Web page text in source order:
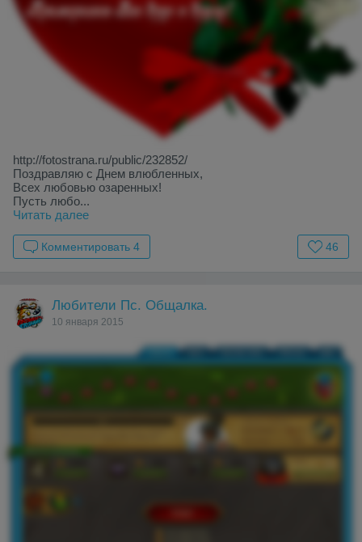
http://fotostrana.ru/public/232852/
Поздравляю с Днем влюбленных,
Всех любовью озаренных!
Пусть любо...
Читать далее
Комментировать 4 46
Любители Пс. Общалка.
10 января 2015